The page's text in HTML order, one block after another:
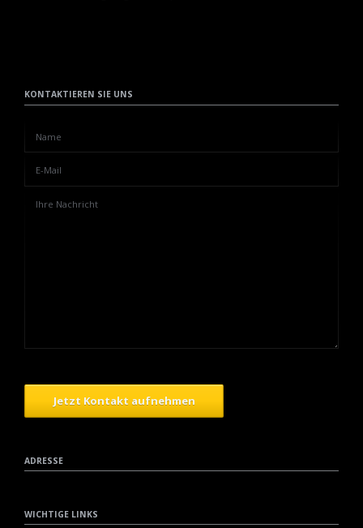
KONTAKTIEREN SIE UNS
Jetzt Kontakt aufnehmen
ADRESSE
WICHTIGE LINKS